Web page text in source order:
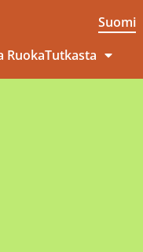
Suomi
RuokaTutkasta